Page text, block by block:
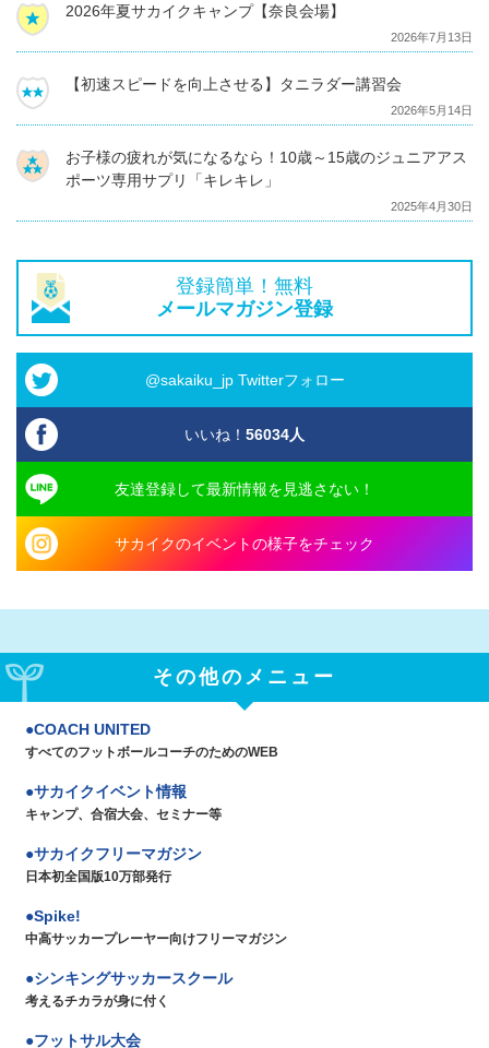
2026年夏サカイクキャンプ【奈良会場】
2026年7月13日
【初速スピードを向上させる】タニラダー講習会
2026年5月14日
お子様の疲れが気になるなら！10歳～15歳のジュニアアス
ポーツ専用サプリ「キレキレ」
2025年4月30日
登録簡単！無料
メールマガジン登録
@sakaiku_jp Twitterフォロー
いいね！ 56034人
友達登録して最新情報を見逃さない！
サカイクのイベントの様子をチェック
その他のメニュー
COACH UNITED
すべてのフットボールコーチのためのWEB
サカイクイベント情報
キャンプ、合宿大会、セミナー等
サカイクフリーマガジン
日本初全国版10万部発行
Spike!
中高サッカープレーヤー向けフリーマガジン
シンキングサッカースクール
考えるチカラが身に付く
フットサル大会